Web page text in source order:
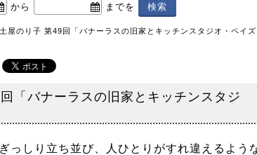
から までを
屋のり子 第49回「バナーラスの旧家とキッチンスタジオ・ペイズ
「バナーラスの旧家とキッチンスタジ
しり立ち並び、人ひとりがすれ違えるよう